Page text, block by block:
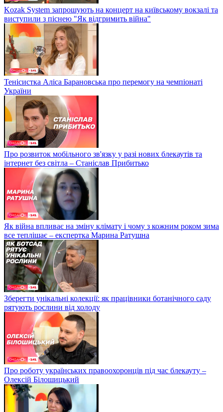
Kozak System запрошують на концерт на київському вокзалі та
виступили з піснею "Як відгримить війна"
Тенісистка Аліса Барановська про перемогу на чемпіонаті
України
Про розвиток мобільного зв'язку у разі нових блекаутів та
інтернет без світла – Станіслав Прибитько
Як війна впливає на зміну клімату і чому з кожним роком зима
все теплішає – експертка Марина Ратушна
Зберегти унікальні колекції: як працівники ботанічного саду
рятують рослини від холоду
Про роботу українських правоохоронців під час блекауту –
Олексій Білошицький